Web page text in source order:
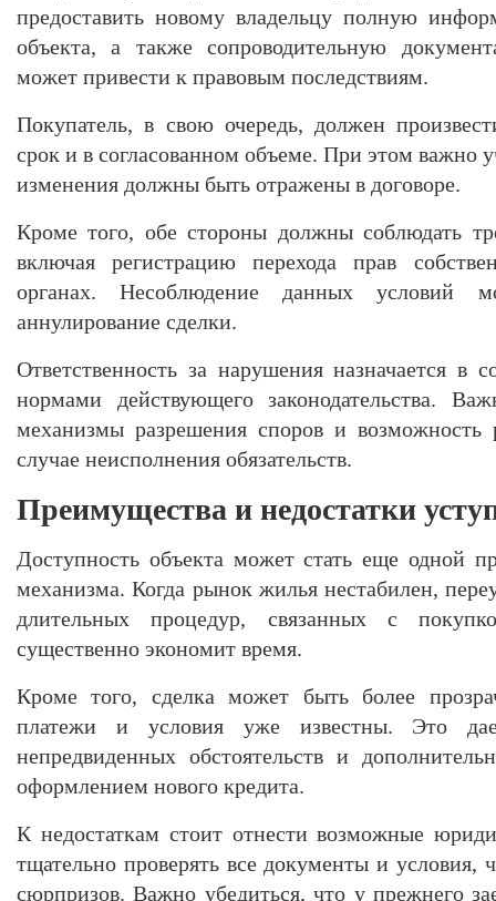
предоставить новому владельцу полную
объекта, а также сопроводительную
может привести к правовым последствиям.
Покупатель, в свою очередь, должен
срок и в согласованном объеме. При этом важно
изменения должны быть отражены в договоре.
Кроме того, обе стороны должны соблюдать
включая регистрацию перехода прав
органах. Несоблюдение данных условий
аннулирование сделки.
Ответственность за нарушения назначается в
нормами действующего законодательства.
механизмы разрешения споров и возможность
случае неисполнения обязательств.
Преимущества и недостатки
Доступность объекта может стать еще одной
механизма. Когда рынок жилья нестабилен,
длительных процедур, связанных с
существенно экономит время.
Кроме того, сделка может быть более
платежи и условия уже известны. Это
непредвиденных обстоятельств и
оформлением нового кредита.
К недостаткам стоит отнести возможные
тщательно проверять все документы и условия,
сюрпризов. Важно убедиться, что у прежнего